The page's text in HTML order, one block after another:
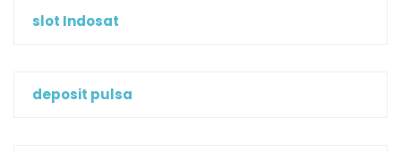
slot Indosat
deposit pulsa